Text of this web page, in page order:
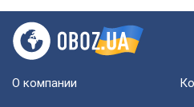
О компании